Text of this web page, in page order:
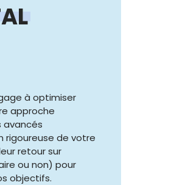
à optimiser
approche
rigoureuse de votre
retour sur
ou non) pour
objectifs.